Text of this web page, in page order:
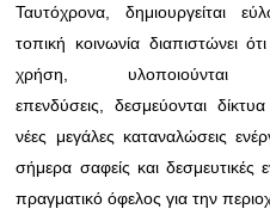
Ταυτόχρονα, δημιουργείται
τοπική κοινωνία διαπιστώνει
χρήση, υλοποιούνται
επενδύσεις, δεσμεύονται
νέες μεγάλες καταναλώσεις
σήμερα σαφείς και δεσμευτικές
πραγματικό όφελος για την